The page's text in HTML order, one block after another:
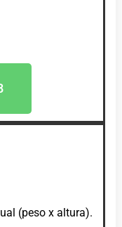
(peso x altura).